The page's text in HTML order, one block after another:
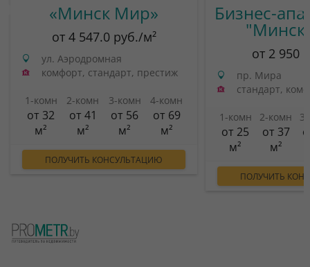
«Минск Мир»
от 4 547.0 руб./м²
ул. Аэродромная
комфорт, стандарт, престиж
1-комн
от 32
м²
2-комн
от 41
м²
3-комн
от 56
м²
4-комн
от 69
м²
ПОЛУЧИТЬ КОНСУЛЬТАЦИЮ
Бизнес-
от 2 950
пр. Мира
стандарт,
1-комн
от 25
м²
2-комн
от 37
м²
ПОЛУЧИТЬ